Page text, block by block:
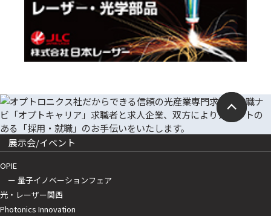
展示会/イベント
OPIE
ー 量子イノベーションフェア
光・レーザー関西
Photonics Innovation